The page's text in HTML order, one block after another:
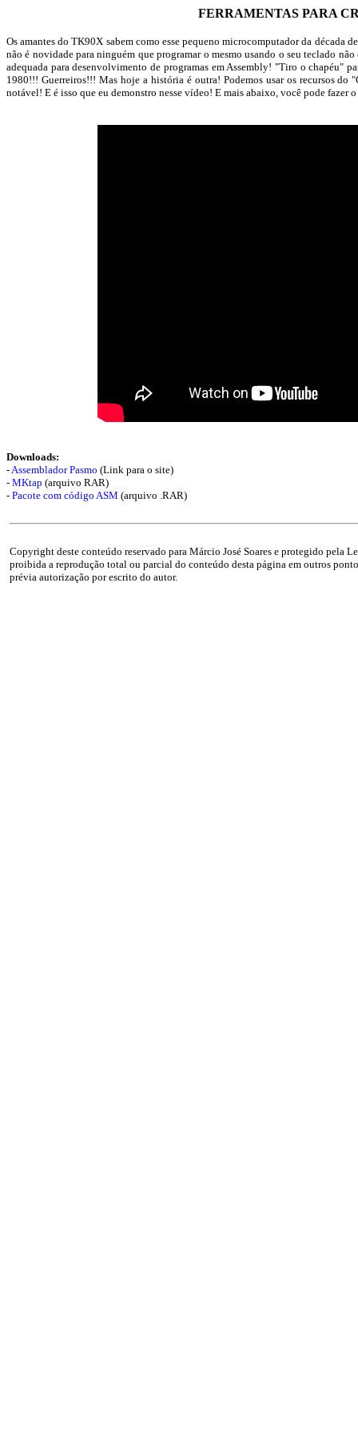
FERRAMENTAS PARA
Os amantes do TK90X sabem como esse pequeno microcomputador da década
não é novidade para ninguém que programar o mesmo usando o seu teclado
adequada para desenvolvimento de programas em Assembly! "Tiro o chapéu"
1980!!! Guerreiros!!! Mas hoje a história é outra! Podemos usar os recursos do
notável! E é isso que eu demonstro nesse vídeo! E mais abaixo, você pode
Downloads:
-Assemblador Pasmo (Link para o site)
- MKtap (arquivo RAR)
- Pacote com código ASM (arquivo .RAR)
Copyright deste conteúdo reservado para Márcio José Soares e protegido pela
proibida a reprodução total ou parcial do conteúdo desta página em outros
prévia autorização por escrito do autor.